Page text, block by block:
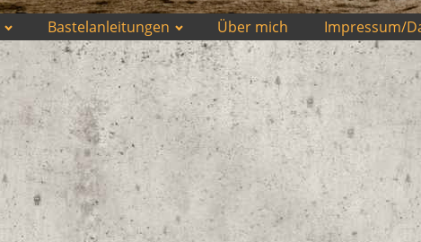
Bastelanleitungen Über mich Impressum/